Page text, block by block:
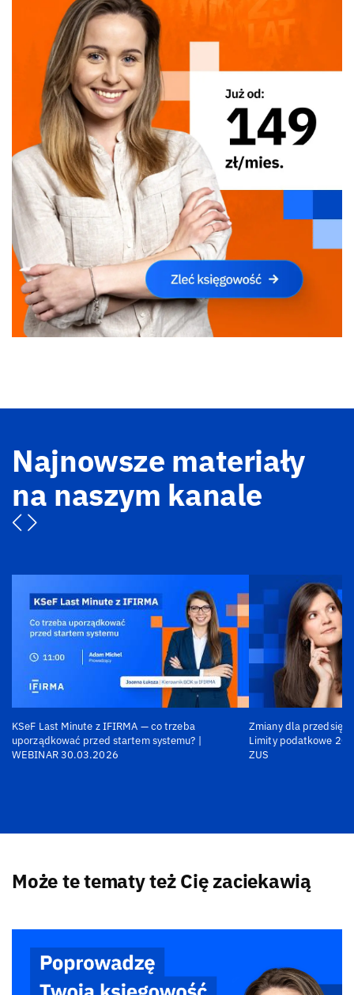
Najnowsze materiały
na naszym kanale
KSeF Last Minute z IFIRMA — co trzeba
uporządkować przed startem systemu? |
WEBINAR 30.03.2026
Zmiany dla
Limity podatkowe
ZUS
Może te tematy też Cię zaciekawią